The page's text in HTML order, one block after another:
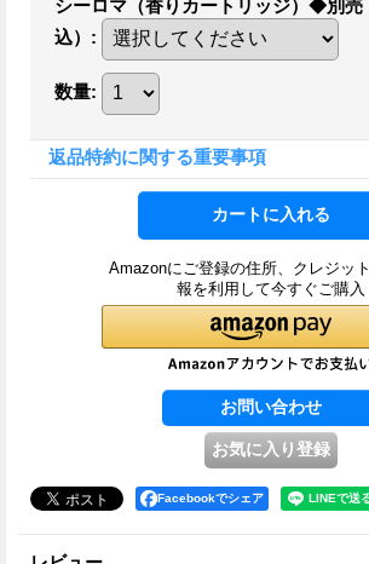
シーロマ（香りカートリッジ）◆別売
込） :
数量:
返品特約に関する重要事項
Amazonにご登録の住所、クレジッ
報を利用して今すぐご購入
Facebookでシェア